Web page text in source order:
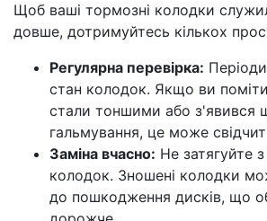
Щоб ваші тормозні колодки
довше, дотримуйтесь кількох
Регулярна перевірка:
стан колодок. Якщо ви
стали тоншими або з'явився
гальмування, це може
Заміна вчасно: Не затягуйте
колодок. Зношені колодки
до пошкодження дисків, що